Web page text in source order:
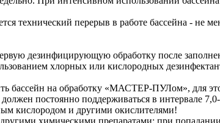
технический перерыв в работе бассейна - не
дезинфицирующую обработку после
хлорных или кислородных
бассейн на обработку «МАСТЕР-ПУЛом», для
постоянно поддерживаться в
кислородом и другими окислителями!
химическими препаратами; при